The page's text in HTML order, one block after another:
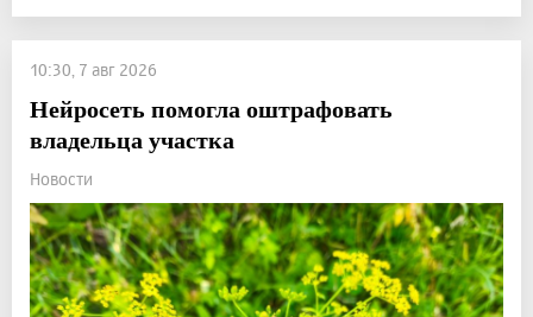
10:30, 7 авг 2026
Нейросеть помогла оштрафовать
владельца участка
Новости